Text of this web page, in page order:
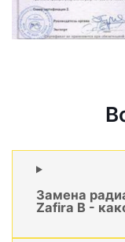
Замена
Zafira B -